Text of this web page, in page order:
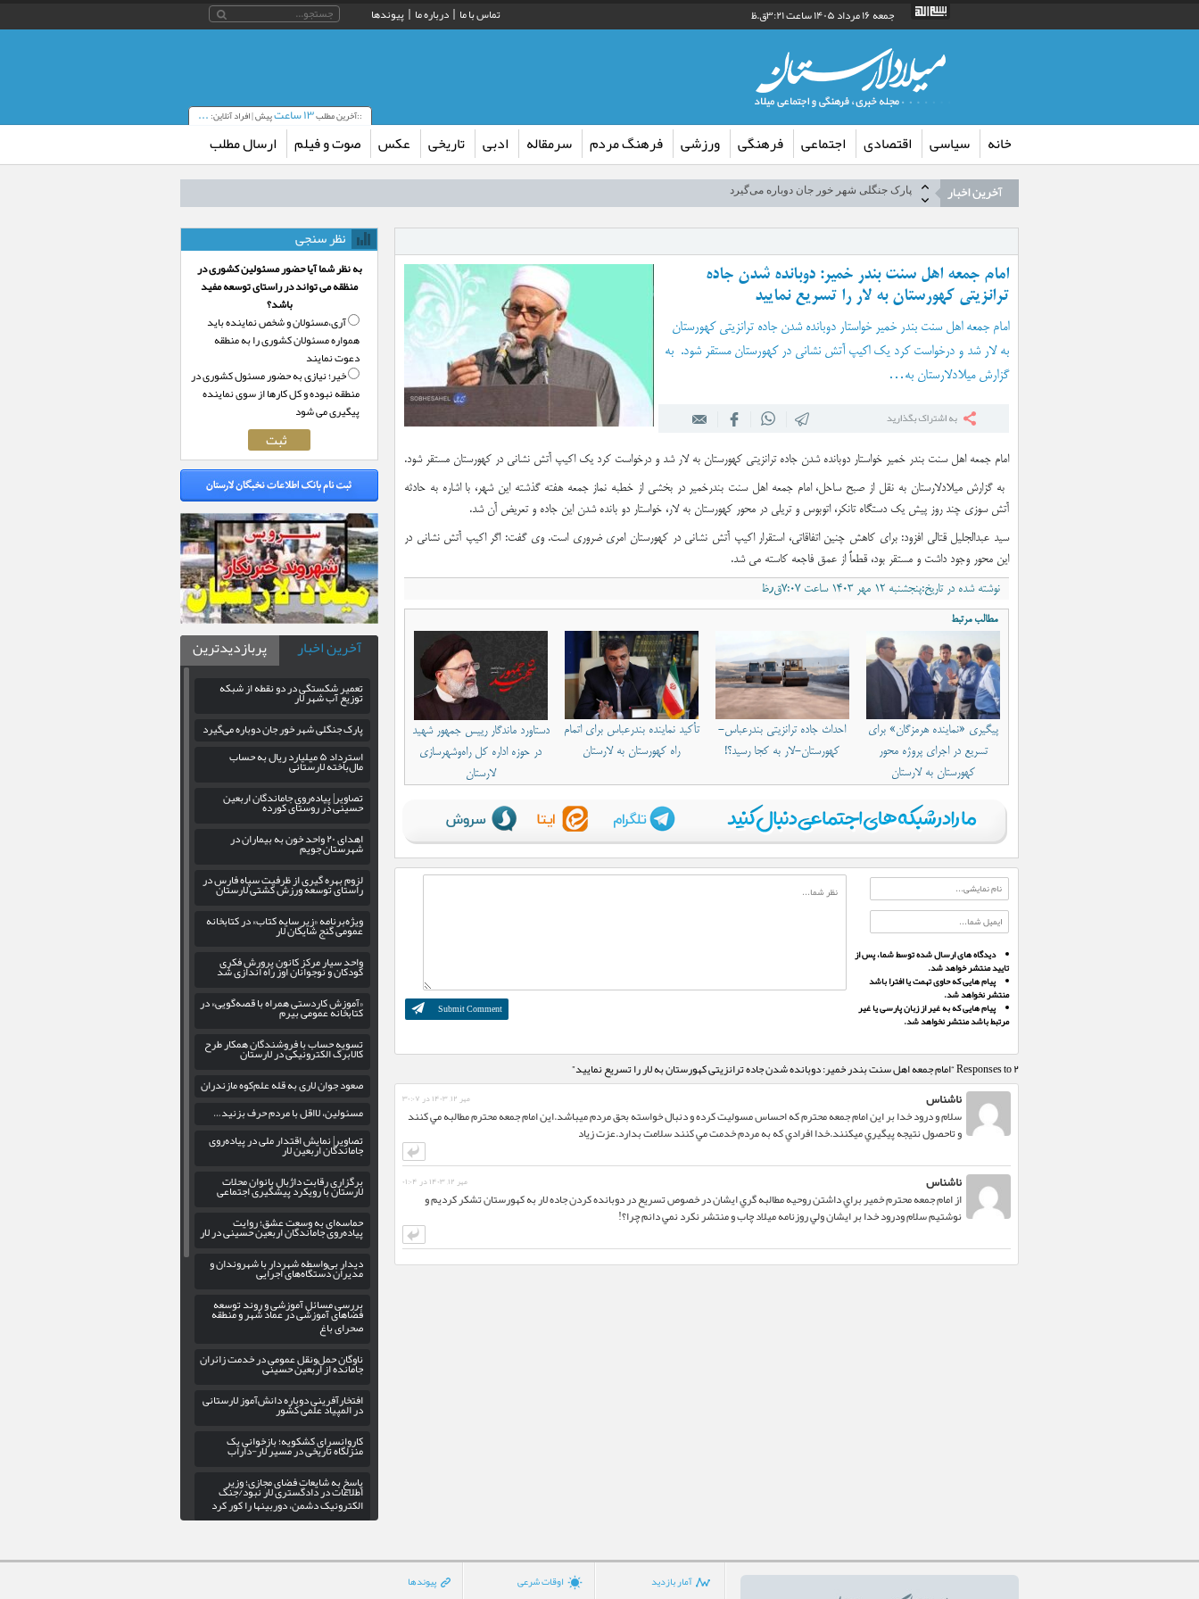
جمعه ۱۶ مرداد ۱۴۰۵ ساعت ۳:۲۱ق.ظ تماس با ما درباره ما پیوندها
::آخرین مطلب۱۳ ساعت پیش | افراد آنلاین:...
خانه سیاسی اقتصادی اجتماعی فرهنگی ورزشی فرهنگ مردم سرمقاله ادبی تاریخی عکس صوت و فیلم ارسال مطلب تعمیر شکستگی در دو نقطه از شبکه توزیع آب شهر لار
پارک جنگلی شهر خور جان دوباره می‌گیرد
استرداد ۵ میلیارد ریال به حساب مال‌باخته لارستانی
لزوم بهره‌ گیری از ظرفیت سپاه فارس در راستای توسعه ورزش کشتی لارستان
ویژه‌برنامه «زیر سایه کتاب» در کتابخانه عمومی گنج شایگان لار
واحد سیار مرکز کانون پرورش فکری کودکان و نوجوانان اوز راه اندازی شد
«آموزش کاردستی همراه با قصه‌گویی» در کتابخانه عمومی بیرم
تسویه حساب با فروشندگان همکار طرح کالابرگ الکترونیکی در لارستان
امام جمعه اهل سنت بندر خمیر: دوبانده شدن جاده
ترانزیتی کهورستان به لار را تسریع نمایید
امام جمعه اهل سنت بندر خمیر خواستار دوبانده شدن جاده ترانزیتی کهورستان
به لار شد و درخواست کرد یک اکیپ آتش نشانی در کهورستان مستقر شود. به
گزارش میلادلارستان به…
امام جمعه اهل سنت بندر خمیر خواستار دوبانده شدن جاده ترانزیتی کهورستان به لار شد و درخواست کرد یک اکیپ آتش نشانی در کهورستان مستقر شود.
به گزارش میلادلارستان به نقل از صبح ساحل، امام جمعه اهل سنت بندرخمیر در بخشی از خطبه نماز جمعه هفته گذشته این شهر، با اشاره به حادثه
آتش سوزی چند روز پیش یک دستگاه تانکر، اتوبوس و تریلی در محور کهورستان به لار، خواستار دو بانده شدن این جاده و تعریض آن شد.
سید عبدالجلیل قتالی افزود: برای کاهش چنین اتفاقاتی، استقرار اکیپ آتش نشانی در کهورستان امری ضروری است.️وی گفت: اگر اکیپ آتش نشانی در
این محور وجود داشت و مستقر بود، قطعاً از عمق فاجعه کاسته می شد.
نوشته شده در تاریخ:پنجشنبه ۱۲ مهر ۱۴۰۳ ساعت ۷:۰۷ق٫ظ
مطالب مرتبط
پیگیری «نماینده هرمزگان» برای
تسریع در اجرای پروژه محور
کهورستان به لارستان
احداث جاده ترانزیتی بندرعباس-
کهورستان-لار به کجا رسید؟!
تأکید نماینده بندرعباس برای اتمام
راه کهورستان به لارستان
دستاورد ماندگار رییس جمهور شهید
در حوزه اداره کل راه‌وشهرسازی
لارستان
دیدگاه های ارسال شده توسط شما، پس از
تایید منتشر خواهد شد.
پیام هایی که حاوی تهمت یا افترا باشد
منتشر نخواهد شد.
پیام هایی که به غیر از زبان پارسی یا غیر
مرتبط باشد منتشر نخواهد شد.
۲ Responses to “امام جمعه اهل سنت بندر خمیر: دوبانده شدن جاده ترانزیتی کهورستان به لار را تسریع نمایید”
ناشناس مهر ۱۲, ۱۴۰۳ در ۳۰:۰۷
سلام و درود خدا بر اين امام جمعه محترم كه احساس مسوليت كرده و دنبال خواسته بحق مردم ميباشد.اين امام جمعه محترم مطالبه مي كنند
و تاحصول نتيجه پيگيري ميكنند.خدا افرادي كه به مردم خدمت مي كنند سلامت بدارد.عزت زياد
ناشناس مهر ۱۲, ۱۴۰۳ در ۰۱:۰۴
از امام جمعه محترم خمير براي داشتن روحيه مطالبه گري ايشان در خصوص تسريع در دوبانده كردن جاده لار به كهورستان تشكر كرديم و
نوشتيم سلام ودرود خدا بر ايشان ولي روزنامه ميلاد چاب و منتشر نكرد نمي دانم چرا؟!
نظر سنجی
به نظر شما آیا حضور مسئولین کشوری در
منظقه می تواند در راستای توسعه مفید
باشد؟
آری،‌مسئولان و شخص نماینده باید
همواره مسئولان کشوری را به منطقه
دعوت نمایند
خیر؛‌ نیازی به حضور مسئول کشوری در
منطقه نبوده و کل کارها از سوی نماینده
پیگیری می شود
آخرین اخبار پربازدیدترین
تعمیر شکستگی در دو نقطه از شبکه
توزیع آب شهر لار
پارک جنگلی شهر خور جان دوباره می‌گیرد
استرداد ۵ میلیارد ریال به حسابمال‌باخته لارستانی
تصاویر| پیاده‌روی جاماندگان اربعین
حسینی در روستای کورده
اهدای ۲۰ واحد خون به بیماران درشهرستان جویم
لزوم بهره‌ گیری از ظرفیت سپاه فارس در
راستای توسعه ورزش کشتی لارستان
ویژه‌برنامه «زیر سایه کتاب» در کتابخانه
عمومی گنج شایگان لار
واحد سیار مرکز کانون پرورش فکری
کودکان و نوجوانان اوز راه اندازی شد
«آموزش کاردستی همراه با قصه‌گویی» در
کتابخانه عمومی بیرم
تسویه حساب با فروشندگان همکار طرح
کالابرگ الکترونیکی در لارستان
صعود جوان لاری به قله علم‌کوه مازندران
مسئولین، لااقل با مردم حرف بزنید…
تصاویر| نمایش اقتدار ملی در پیاده‌روی
جاماندگان اربعین لار
برگزاری رقابت داژبال بانوان محلات
لارستان با رویکرد پیشگیری اجتماعی
حماسه‌ای به وسعت عشق؛ روایت
پیاده‌روی جاماندگان اربعین حسینی در لار
دیدار بی‌واسطه شهردار با شهروندان و
مدیران دستگاه‌های اجرایی
بررسی مسائل آموزشی و روند توسعه
فضاهای آموزشی در عماد شهر و منطقه
صحرای باغ
ناوگان حمل‌ونقل عمومی در خدمت زائران
جامانده از اربعین حسینی
افتخارآفرینی دوباره دانش‌آموز لارستانی
در المپیاد علمی کشور
کاروانسرای کشکویه؛ بازخوانی یک
منزلگاه تاریخی در مسیر لار-داراب
پاسخ به شایعات فضای مجازی؛ وزیر
اطلاعات در دادگستری لار نبود/جنگ
الکترونیک دشمن، دوربینها را کور کرد
آمار بازدید اوقات شرعی پیوندها